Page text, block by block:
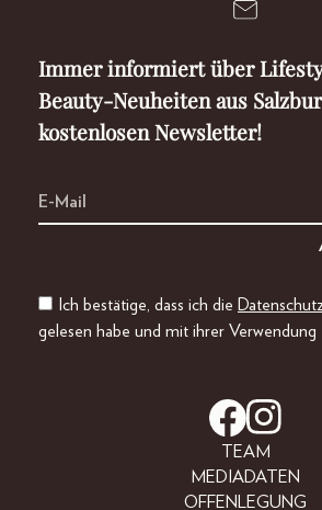
Immer informiert über
Beauty-Neuheiten aus
kostenlosen Newsletter!
Ich bestätige, dass ich die
gelesen habe und mit ihrer Verwendung
TEAM
MEDIADATEN
OFFENLEGUNG